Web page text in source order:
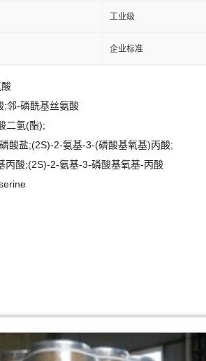
工业级
企业标准
;邻-磷酰基丝氨酸
二氢(酯);
酸盐;(2S)-2-氨基-3-(磷酸基氧基)丙酸;
丙酸;(2S)-2-氨基-3-磷酸基氧基-丙酸